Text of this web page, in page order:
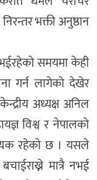
भक्ती अनुष्ठान
समयमा केही
गर्न लागेको देखेर
अध्यक्ष अनिल
विश्व र नेपालको
रहेको छ । यसले
मात्रै नभई